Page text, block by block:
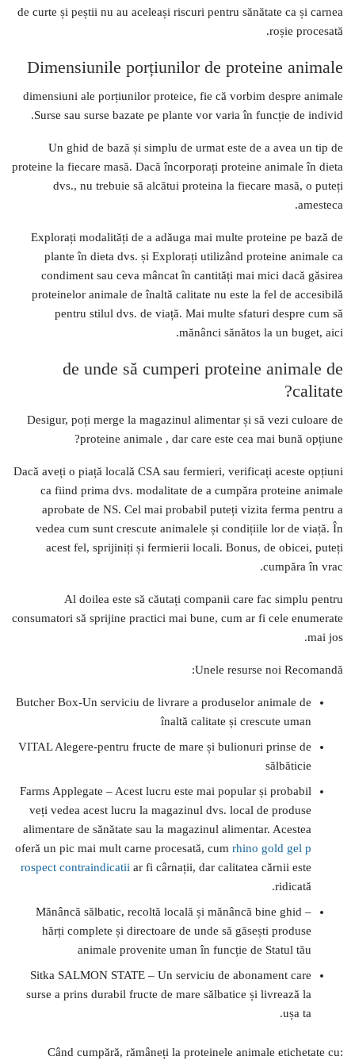
de curte și peștii nu au aceleași riscuri pentru sănătate ca și carnea
roșie procesată.
Dimensiunile porțiunilor de proteine ​​animale
dimensiuni ale porțiunilor proteice, fie că vorbim despre animale
Surse sau surse bazate pe plante vor varia în funcție de individ.
Un ghid de bază și simplu de urmat este de a avea un tip de
proteine ​​la fiecare masă. Dacă încorporați proteine ​​animale în dieta
dvs., nu trebuie să alcătui proteina la fiecare masă, o puteți
amesteca.
Explorați modalități de a adăuga mai multe proteine ​​pe bază de
plante în dieta dvs. și Explorați utilizând proteine ​​animale ca
condiment sau ceva mâncat în cantități mai mici dacă găsirea
proteinelor animale de înaltă calitate nu este la fel de accesibilă
pentru stilul dvs. de viață. Mai multe sfaturi despre cum să
mănânci sănătos la un buget, aici.
de unde să cumperi proteine ​​animale de
calitate?
Desigur, poți merge la magazinul alimentar și să vezi culoare de
proteine ​​animale , dar care este cea mai bună opțiune?
Dacă aveți o piață locală CSA sau fermieri, verificați aceste opțiuni
ca fiind prima dvs. modalitate de a cumpăra proteine ​​animale
aprobate de NS. Cel mai probabil puteți vizita ferma pentru a
vedea cum sunt crescute animalele și condițiile lor de viață. În
acest fel, sprijiniți și fermierii locali. Bonus, de obicei, puteți
cumpăra în vrac.
Al doilea este să căutați companii care fac simplu pentru
consumatori să sprijine practici mai bune, cum ar fi cele enumerate
mai jos.
Unele resurse noi Recomandă:
Butcher Box-Un serviciu de livrare a produselor animale de
înaltă calitate și crescute uman
VITAL Alegere-pentru fructe de mare și bulionuri prinse de
sălbăticie
Farms Applegate – Acest lucru este mai popular și probabil
veți vedea acest lucru la magazinul dvs. local de produse
alimentare de sănătate sau la magazinul alimentar. Acestea
oferă un pic mai mult carne procesată, cum rhino gold gel p
rospect contraindicatii ar fi cârnații, dar calitatea cărnii este
ridicată.
Mănâncă sălbatic, recoltă locală și mănâncă bine ghid –
hărți complete și directoare de unde să găsești produse
animale provenite uman în funcție de Statul tău
Sitka SALMON STATE – Un serviciu de abonament care
surse a prins durabil fructe de mare sălbatice și livrează la
ușa ta.
Când cumpără, rămâneți la proteinele animale etichetate cu: